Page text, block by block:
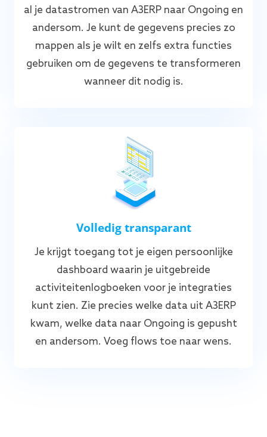
al je datastromen van A3ERP naar Ongoing en
andersom. Je kunt de gegevens precies zo
mappen als je wilt en zelfs extra functies
gebruiken om de gegevens te transformeren
wanneer dit nodig is.
Volledig transparant
Je krijgt toegang tot je eigen persoonlijke
dashboard waarin je uitgebreide
activiteitenlogboeken voor je integraties
kunt zien. Zie precies welke data uit A3ERP
kwam, welke data naar Ongoing is gepusht
en andersom. Voeg flows toe naar wens.